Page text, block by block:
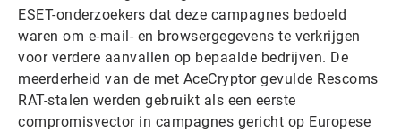
ESET-onderzoekers dat deze campagnes bedoeld
waren om e-mail- en browsergegevens te verkrijgen
voor verdere aanvallen op bepaalde bedrijven. De
meerderheid van de met AceCryptor gevulde Rescoms
RAT-stalen werden gebruikt als een eerste
compromisvector in campagnes gericht op Europese